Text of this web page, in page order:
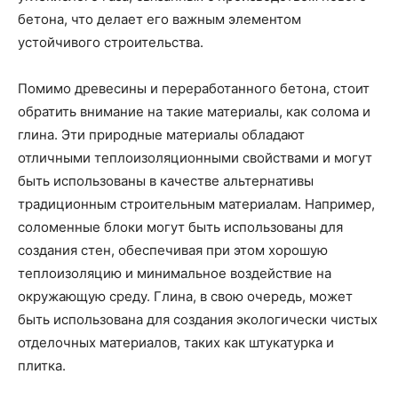
бетона, что делает его важным элементом
устойчивого строительства.
Помимо древесины и переработанного бетона, стоит
обратить внимание на такие материалы, как солома и
глина. Эти природные материалы обладают
отличными теплоизоляционными свойствами и могут
быть использованы в качестве альтернативы
традиционным строительным материалам. Например,
соломенные блоки могут быть использованы для
создания стен, обеспечивая при этом хорошую
теплоизоляцию и минимальное воздействие на
окружающую среду. Глина, в свою очередь, может
быть использована для создания экологически чистых
отделочных материалов, таких как штукатурка и
плитка.